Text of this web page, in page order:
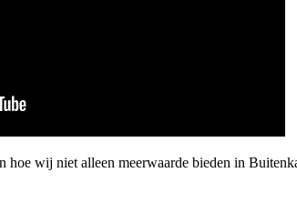
hoe wij niet alleen meerwaarde bieden in